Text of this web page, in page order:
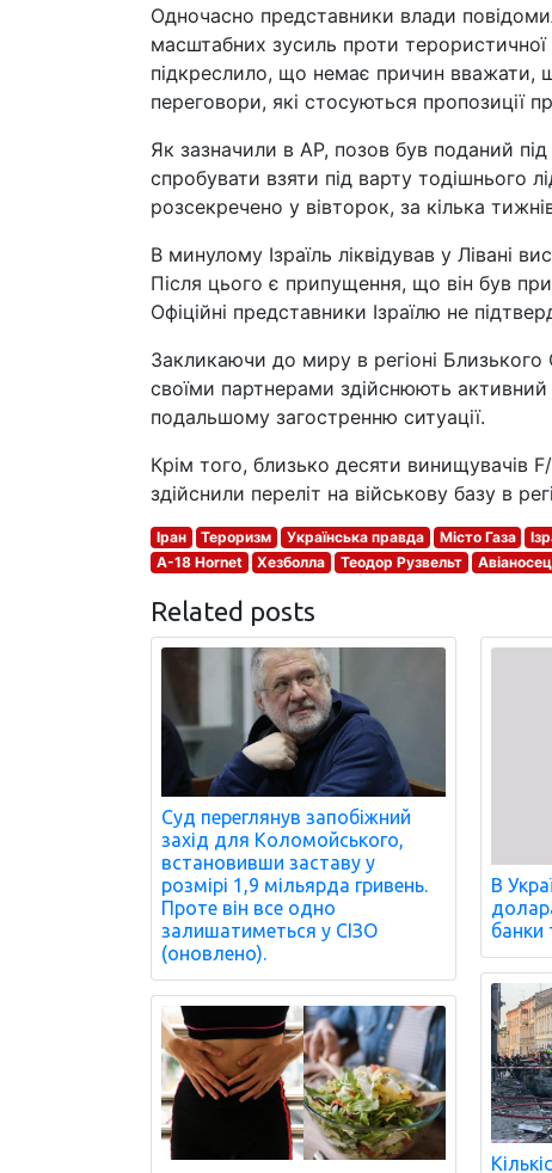
Одночасно представники влади
масштабних зусиль проти
підкреслило, що немає причин вважати,
переговори, які стосуються пропозиції
Як зазначили в AP, позов був поданий
спробувати взяти під варту тодішнього
розсекречено у вівторок, за кілька
В минулому Ізраїль ліквідував у Лівані
Після цього є припущення, що він був
Офіційні представники Ізраїлю не
Закликаючи до миру в регіоні
своїми партнерами здійснюють активний
подальшому загостренню ситуації.
Крім того, близько десяти винищувачів
здійснили переліт на військову базу в
Іран Тероризм Українська правда Місто Газа
A-18 Hornet
Хезболла Теодор Рузвельт
Related posts
Суд переглянув запобіжний
захід для Коломойського,
встановивши заставу у
розмірі 1,9 мільярда гривень.
Проте він все одно
залишатиметься у СІЗО
(оновлено).
В
банки